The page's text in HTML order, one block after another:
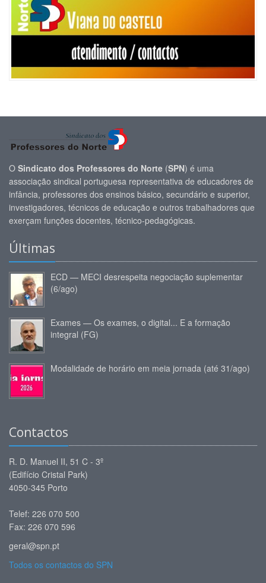
O Sindicato dos Professores do Norte (SPN) é uma
associação sindical portuguesa representativa de educadores de
infância, professores dos ensinos básico, secundário e superior,
investigadores, técnicos de educação e outros trabalhadores que
exerçam funções docentes, técnico-pedagógicas.
Últimas
ECD — MECI desrespeita negociação suplementar
(6/ago)
Exames — Os exames, o digital... E a formação
integral (FG)
Modalidade de horário em meia jornada (até 31/ago)
Contactos
R. D. Manuel II, 51 C - 3º
(Edifício Cristal Park)
4050-345 Porto
Telef: 226 070 500
Fax: 226 070 596
geral@spn.pt
Todos os contactos do SPN